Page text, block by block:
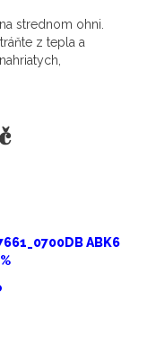
strednom ohni.
z tepla a
ABK6